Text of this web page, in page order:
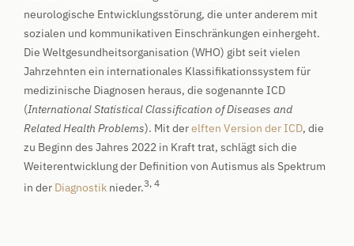
neurologische Entwicklungsstörung, die unter anderem mit
sozialen und kommunikativen Einschränkungen einhergeht.
Die Weltgesundheitsorganisation (WHO) gibt seit vielen
Jahrzehnten ein internationales Klassifikationssystem für
medizinische Diagnosen heraus, die sogenannte ICD
(International Statistical Classification of Diseases and
Related Health Problems). Mit derelften Version der ICD, die
zu Beginn des Jahres 2022 in Kraft trat, schlägt sich die
Weiterentwicklung der Definition von Autismus als Spektrum
in der Diagnostiknieder.3, 4